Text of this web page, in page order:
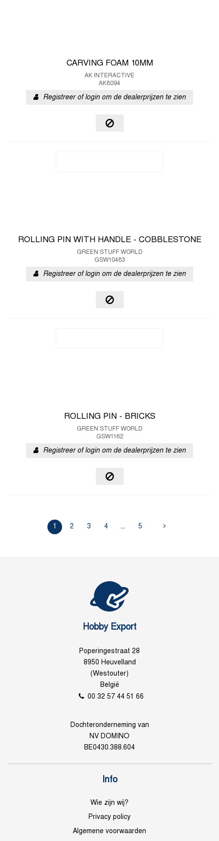
CARVING FOAM 10MM
AK INTERACTIVE
AK8094
Registreer of login om de dealerprijzen te zien
ROLLING PIN WITH HANDLE - COBBLESTONE
GREEN STUFF WORLD
GSW10483
Registreer of login om de dealerprijzen te zien
ROLLING PIN - BRICKS
GREEN STUFF WORLD
GSW1162
Registreer of login om de dealerprijzen te zien
1 2 3 4 ... 5
Hobby Export
Poperingestraat 28
8950 Heuvelland
(Westouter)
België
00 32 57 44 51 66
Dochteronderneming van
NV DOMINO
BE0430.388.604
Info
Wie zijn wij?
Privacy policy
Algemene voorwaarden